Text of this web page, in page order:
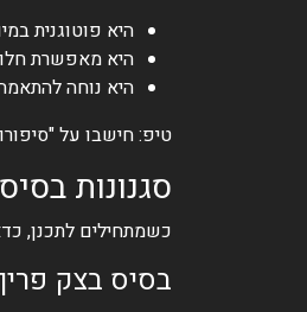
היא פוטוגנית
היא מאפשרת
היא נוחה
טיפ: חישבו על
סגנונות
כשמתחילים לתכנן,
בסיס בצק